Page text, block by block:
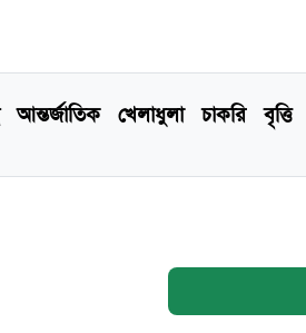
আন্তর্জাতিক খেলাধুলা চাকরি বৃত্তি